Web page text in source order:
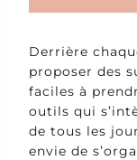
Derrière
proposer des
faciles à
outils qui
de tous les
envie de